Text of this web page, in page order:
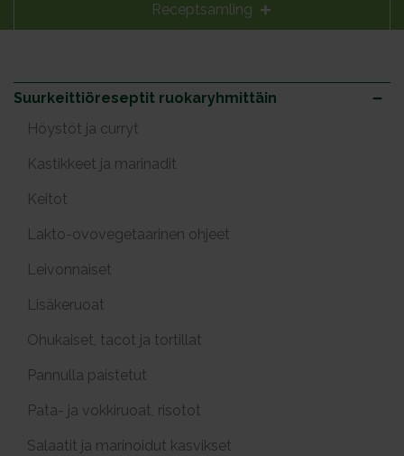
Receptsamling
Suurkeittiöreseptit ruokaryhmittäin
Höystöt ja curryt
Kastikkeet ja marinadit
Keitot
Lakto-ovovegetaarinen ohjeet
Leivonnaiset
Lisäkeruoat
Ohukaiset, tacot ja tortillat
Pannulla paistetut
Pata- ja vokkiruoat, risotot
Salaatit ja marinoidut kasvikset